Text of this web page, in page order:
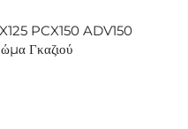
PCX150 ADV150
Γκαζιού